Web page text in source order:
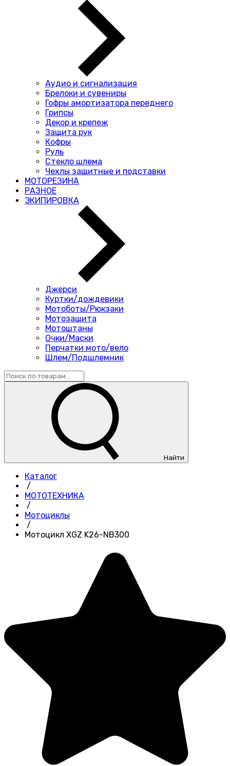
Аудио и сигнализация
Брелоки и сувениры
Гофры амортизатора переднего
Грипсы
Декор и крепеж
Защита рук
Кофры
Руль
Стекло шлема
Чехлы защитные и подставки
МОТОРЕЗИНА
РАЗНОЕ
ЭКИПИРОВКА
Джерси
Куртки/дождевики
Мотоботы/Рюкзаки
Мотозащита
Мотоштаны
Очки/Маски
Перчатки мото/вело
Шлем/Подшлемник
Найти
Каталог
/
МОТОТЕХНИКА
/
Мотоциклы
/
Мотоцикл XGZ K26-NB300